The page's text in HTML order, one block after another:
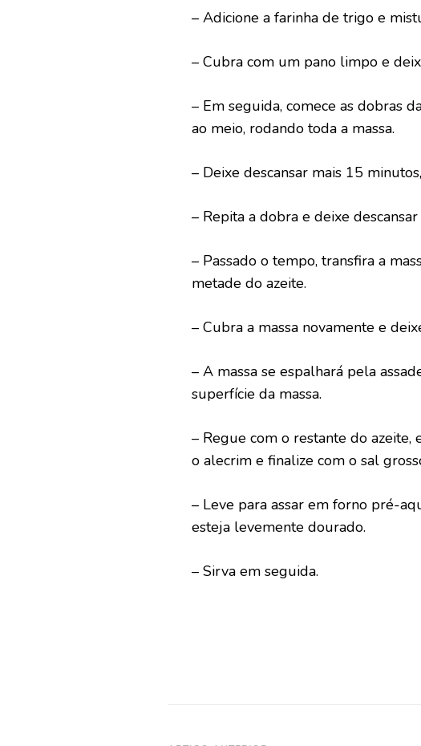
– Adicione a farinha de trigo e
– Cubra com um pano limpo e
– Em seguida, comece as dobras
ao meio, rodando toda a massa.
– Deixe descansar mais 15
– Repita a dobra e deixe
– Passado o tempo, transfira a
metade do azeite.
– Cubra a massa novamente e
– A massa se espalhará pela
superfície da massa.
– Regue com o restante do azeite,
o alecrim e finalize com o sal
– Leve para assar em forno pré-
esteja levemente dourado.
– Sirva em seguida.